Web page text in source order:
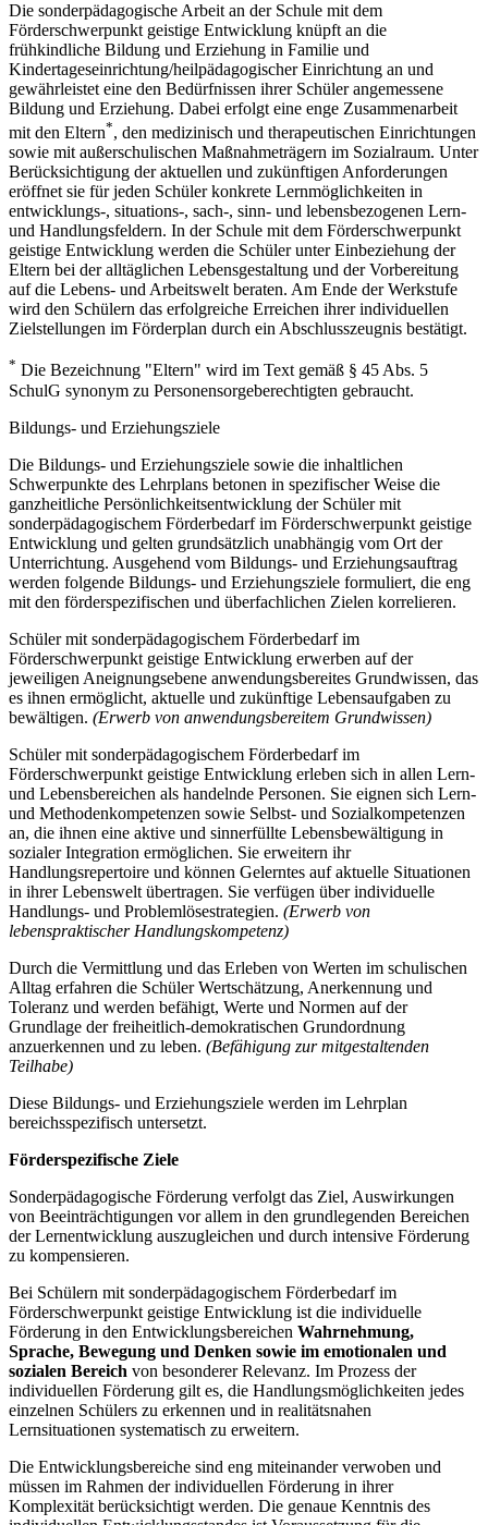
Die sonderpädagogische Arbeit an der Schule mit dem
Förderschwerpunkt geistige Entwicklung knüpft an die
frühkindliche Bildung und Erziehung in Familie und
Kindertageseinrichtung/heilpädagogischer Einrichtung an und
gewährleistet eine den Bedürfnissen ihrer Schüler angemessene
Bildung und Erziehung. Dabei erfolgt eine enge Zusammenarbeit
mit den Eltern*, den medizinisch und therapeutischen Einrichtungen
sowie mit außerschulischen Maßnahmeträgern im Sozialraum. Unter
Berücksichtigung der aktuellen und zukünftigen Anforderungen
eröffnet sie für jeden Schüler konkrete Lernmöglichkeiten in
entwicklungs-, situations-, sach-, sinn- und lebensbezogenen Lern-
und Handlungsfeldern. In der Schule mit dem Förderschwerpunkt
geistige Entwicklung werden die Schüler unter Einbeziehung der
Eltern bei der alltäglichen Lebensgestaltung und der Vorbereitung
auf die Lebens- und Arbeitswelt beraten. Am Ende der Werkstufe
wird den Schülern das erfolgreiche Erreichen ihrer individuellen
Zielstellungen im Förderplan durch ein Abschlusszeugnis bestätigt.
* Die Bezeichnung "Eltern" wird im Text gemäß § 45 Abs. 5
SchulG synonym zu Personensorgeberechtigten gebraucht.
Bildungs- und Erziehungsziele
Die Bildungs- und Erziehungsziele sowie die inhaltlichen
Schwerpunkte des Lehrplans betonen in spezifischer Weise die
ganzheitliche Persönlichkeitsentwicklung der Schüler mit
sonderpädagogischem Förderbedarf im Förderschwerpunkt geistige
Entwicklung und gelten grundsätzlich unabhängig vom Ort der
Unterrichtung. Ausgehend vom Bildungs- und Erziehungsauftrag
werden folgende Bildungs- und Erziehungsziele formuliert, die eng
mit den förderspezifischen und überfachlichen Zielen korrelieren.
Schüler mit sonderpädagogischem Förderbedarf im
Förderschwerpunkt geistige Entwicklung erwerben auf der
jeweiligen Aneignungsebene anwendungsbereites Grundwissen, das
es ihnen ermöglicht, aktuelle und zukünftige Lebensaufgaben zu
bewältigen. (Erwerb von anwendungsbereitem Grundwissen)
Schüler mit sonderpädagogischem Förderbedarf im
Förderschwerpunkt geistige Entwicklung erleben sich in allen Lern-
und Lebensbereichen als handelnde Personen. Sie eignen sich Lern-
und Methodenkompetenzen sowie Selbst- und Sozialkompetenzen
an, die ihnen eine aktive und sinnerfüllte Lebensbewältigung in
sozialer Integration ermöglichen. Sie erweitern ihr
Handlungsrepertoire und können Gelerntes auf aktuelle Situationen
in ihrer Lebenswelt übertragen. Sie verfügen über individuelle
Handlungs- und Problemlösestrategien. (Erwerb von
lebenspraktischer Handlungskompetenz)
Durch die Vermittlung und das Erleben von Werten im schulischen
Alltag erfahren die Schüler Wertschätzung, Anerkennung und
Toleranz und werden befähigt, Werte und Normen auf der
Grundlage der freiheitlich-demokratischen Grundordnung
anzuerkennen und zu leben. (Befähigung zur mitgestaltenden
Teilhabe)
Diese Bildungs- und Erziehungsziele werden im Lehrplan
bereichsspezifisch untersetzt.
Förderspezifische Ziele
Sonderpädagogische Förderung verfolgt das Ziel, Auswirkungen
von Beeinträchtigungen vor allem in den grundlegenden Bereichen
der Lernentwicklung auszugleichen und durch intensive Förderung
zu kompensieren.
Bei Schülern mit sonderpädagogischem Förderbedarf im
Förderschwerpunkt geistige Entwicklung ist die individuelle
Förderung in den Entwicklungsbereichen Wahrnehmung,
Sprache, Bewegung und Denken sowie im emotionalen und
sozialen Bereich von besonderer Relevanz. Im Prozess der
individuellen Förderung gilt es, die Handlungsmöglichkeiten jedes
einzelnen Schülers zu erkennen und in realitätsnahen
Lernsituationen systematisch zu erweitern.
Die Entwicklungsbereiche sind eng miteinander verwoben und
müssen im Rahmen der individuellen Förderung in ihrer
Komplexität berücksichtigt werden. Die genaue Kenntnis des